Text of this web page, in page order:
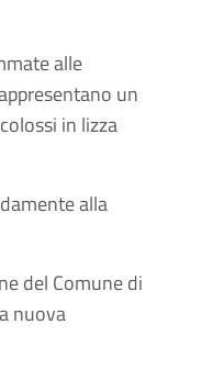
alle
un
in lizza
alla
del Comune di
nuova